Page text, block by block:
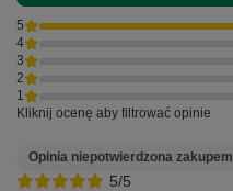
5
4
3
2
1
Kliknij ocenę aby filtrować opinie
5/5
Opinia niepotwierdzona zakupem